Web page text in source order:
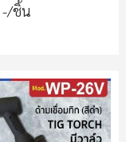
/ชิ้น